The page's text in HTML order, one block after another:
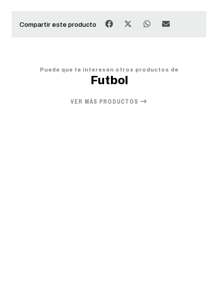
Compartir este producto
Puede que te interesen otros productos de
Futbol
VER MÁS PRODUCTOS